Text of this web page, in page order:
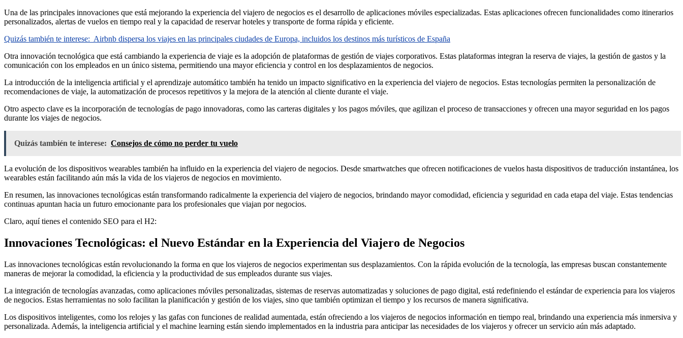
Una de las principales innovaciones que está mejorando la experiencia del viajero de negocios es el desarrollo de aplicaciones móviles especializadas. Estas aplicaciones ofrecen funcionalidades como itinerarios
personalizados, alertas de vuelos en tiempo real y la capacidad de reservar hoteles y transporte de forma rápida y eficiente.
Quizás también te interese: Airbnb dispersa los viajes en las principales ciudades de Europa, incluidos los destinos más turísticos de España
Otra innovación tecnológica que está cambiando la experiencia de viaje es la adopción de plataformas de gestión de viajes corporativos. Estas plataformas integran la reserva de viajes, la gestión de gastos y la
comunicación con los empleados en un único sistema, permitiendo una mayor eficiencia y control en los desplazamientos de negocios.
La introducción de la inteligencia artificial y el aprendizaje automático también ha tenido un impacto significativo en la experiencia del viajero de negocios. Estas tecnologías permiten la personalización de
recomendaciones de viaje, la automatización de procesos repetitivos y la mejora de la atención al cliente durante el viaje.
Otro aspecto clave es la incorporación de tecnologías de pago innovadoras, como las carteras digitales y los pagos móviles, que agilizan el proceso de transacciones y ofrecen una mayor seguridad en los pagos
durante los viajes de negocios.
Quizás también te interese: Consejos de cómo no perder tu vuelo
La evolución de los dispositivos wearables también ha influido en la experiencia del viajero de negocios. Desde smartwatches que ofrecen notificaciones de vuelos hasta dispositivos de traducción instantánea, los
wearables están facilitando aún más la vida de los viajeros de negocios en movimiento.
En resumen, las innovaciones tecnológicas están transformando radicalmente la experiencia del viajero de negocios, brindando mayor comodidad, eficiencia y seguridad en cada etapa del viaje. Estas tendencias
continuas apuntan hacia un futuro emocionante para los profesionales que viajan por negocios.
Claro, aquí tienes el contenido SEO para el H2:
Innovaciones Tecnológicas: el Nuevo Estándar en la Experiencia del Viajero de Negocios
Las innovaciones tecnológicas están revolucionando la forma en que los viajeros de negocios experimentan sus desplazamientos. Con la rápida evolución de la tecnología, las empresas buscan constantemente
maneras de mejorar la comodidad, la eficiencia y la productividad de sus empleados durante sus viajes.
La integración de tecnologías avanzadas, como aplicaciones móviles personalizadas, sistemas de reservas automatizadas y soluciones de pago digital, está redefiniendo el estándar de experiencia para los viajeros
de negocios. Estas herramientas no solo facilitan la planificación y gestión de los viajes, sino que también optimizan el tiempo y los recursos de manera significativa.
Los dispositivos inteligentes, como los relojes y las gafas con funciones de realidad aumentada, están ofreciendo a los viajeros de negocios información en tiempo real, brindando una experiencia más inmersiva y
personalizada. Además, la inteligencia artificial y el machine learning están siendo implementados en la industria para anticipar las necesidades de los viajeros y ofrecer un servicio aún más adaptado.